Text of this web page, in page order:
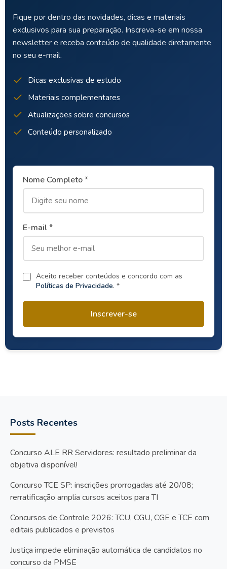
Fique por dentro das novidades, dicas e materiais
exclusivos para sua preparação. Inscreva-se em nossa
newsletter e receba conteúdo de qualidade diretamente
no seu e-mail.
Dicas exclusivas de estudo
Materiais complementares
Atualizações sobre concursos
Conteúdo personalizado
Nome Completo *
E-mail *
Aceito receber conteúdos e concordo com as
Políticas de Privacidade. *
Inscrever-se
Posts Recentes
Concurso ALE RR Servidores: resultado preliminar da
objetiva disponível!
Concurso TCE SP: inscrições prorrogadas até 20/08;
rerratificação amplia cursos aceitos para TI
Concursos de Controle 2026: TCU, CGU, CGE e TCE com
editais publicados e previstos
Justiça impede eliminação automática de candidatos no
concurso da PMSE